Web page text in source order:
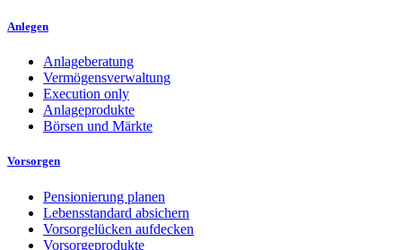
Anlegen
Anlageberatung
Vermögensverwaltung
Execution only
Anlageprodukte
Börsen und Märkte
Vorsorgen
Pensionierung planen
Lebensstandard absichern
Vorsorgelücken aufdecken
Vorsorgeprodukte